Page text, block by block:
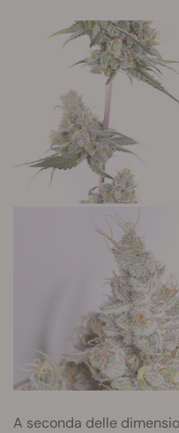
A seconda delle